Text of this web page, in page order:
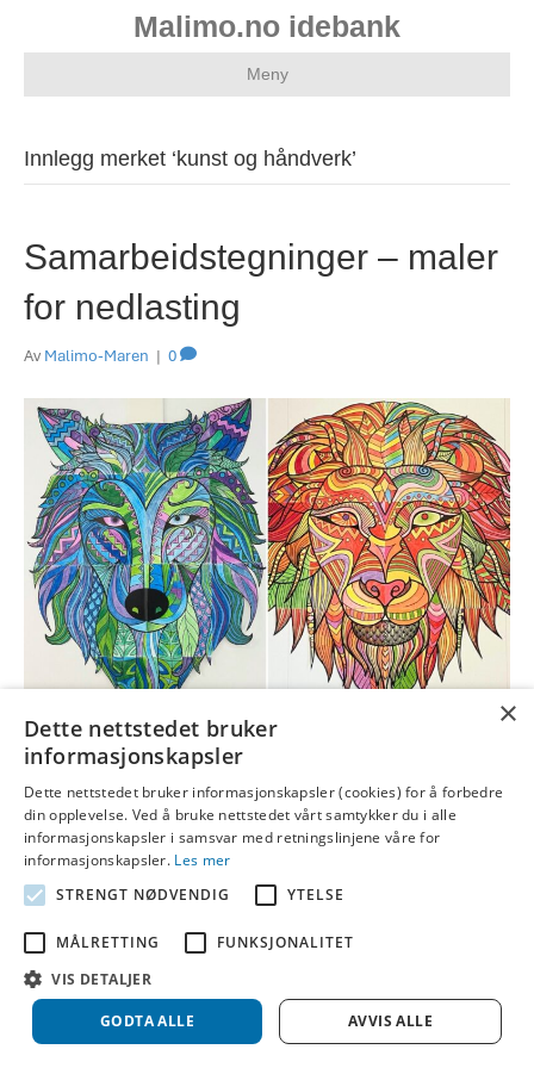
Malimo.no idebank
Meny
Innlegg merket ‘kunst og håndverk’
Samarbeidstegninger – maler
for nedlasting
Av Malimo-Maren | 0
Samarbeidstegningene fra Malimo er veldig populære! De brukes i
voksenopplæring. Du kan lese mer om fordeler med fargelegging
og tegning for barn og voksne i eget innlegg. Hvor kan jeg finne
maler på samarbeidstegningene? Vil du hoppe rett inn i samlingen
og laste ned kan du gjøre…
Les mer
© 2026 Idebank
×
Dette nettstedet bruker
informasjonskapsler
Dette nettstedet bruker informasjonskapsler (cookies) for å forbedre
din opplevelse. Ved å bruke nettstedet vårt samtykker du i alle
informasjonskapsler i samsvar med retningslinjene våre for
informasjonskapsler. Les mer
STRENGT NØDVENDIG
YTELSE
MÅLRETTING
FUNKSJONALITET
VIS DETALJER
GODTA ALLE AVVIS ALLE